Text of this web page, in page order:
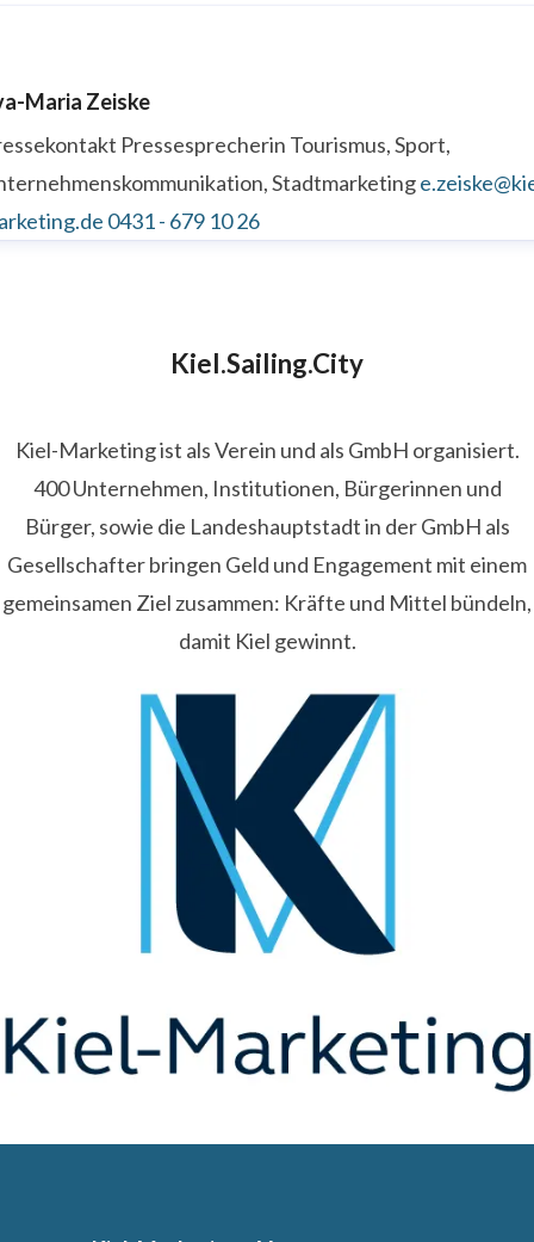
Maria Zeiske
Pressesprecherin Tourismus, Sport,
Stadtmarketing
0431 - 679 10 26
Kiel.Sailing.City
Kiel-Marketing ist als Verein und als GmbH organisiert.
400 Unternehmen, Institutionen, Bürgerinnen und
Bürger, sowie die Landeshauptstadt in der GmbH als
Gesellschafter bringen Geld und Engagement mit einem
gemeinsamen Ziel zusammen: Kräfte und Mittel bündeln,
damit Kiel gewinnt.